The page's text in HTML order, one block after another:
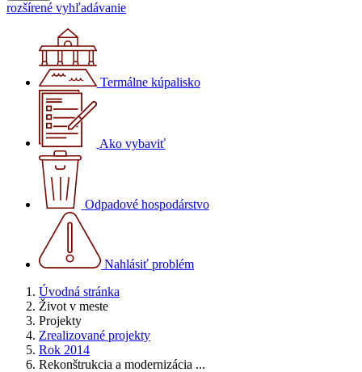
rozšírené vyhľadávanie
Termálne kúpalisko
Ako vybaviť
Odpadové hospodárstvo
Nahlásiť problém
Úvodná stránka
Život v meste
Projekty
Zrealizované projekty
Rok 2014
Rekonštrukcia a modernizácia ...